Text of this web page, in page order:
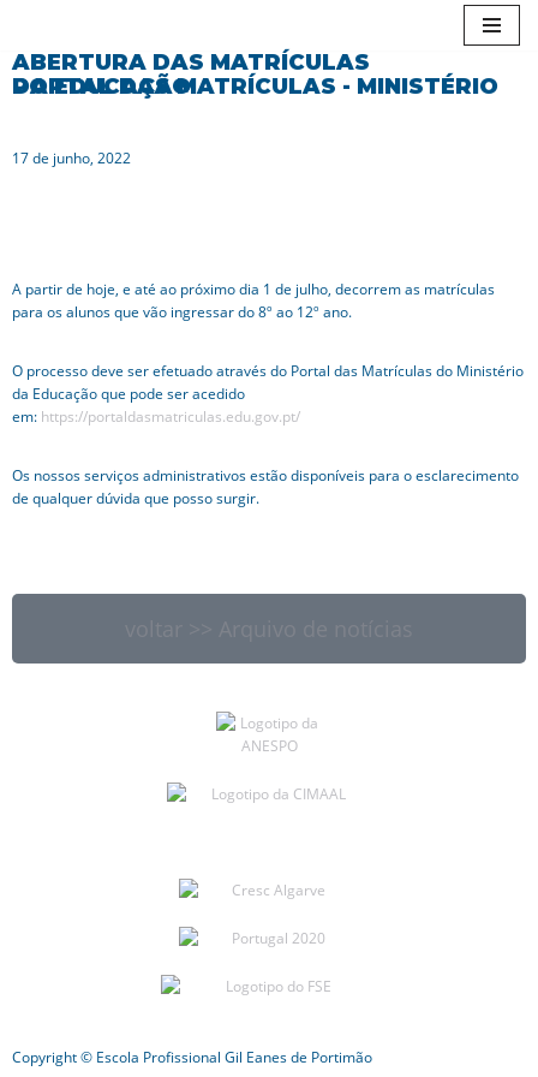
Avançar
para
ABERTURA DAS MATRÍCULAS
PORTAL DAS MATRÍCULAS - MINISTÉRIO DA EDUCAÇÃO
17 de junho, 2022
A partir de hoje, e até ao próximo dia 1 de julho, decorrem as matrículas
para os alunos que vão ingressar do 8º ao 12º ano.
O processo deve ser efetuado através do Portal das Matrículas do Ministério
da Educação que pode ser acedido
em: https://portaldasmatriculas.edu.gov.pt/
Os nossos serviços administrativos estão disponíveis para o esclarecimento
de qualquer dúvida que posso surgir.
Copyright © Escola Profissional Gil Eanes de Portimão